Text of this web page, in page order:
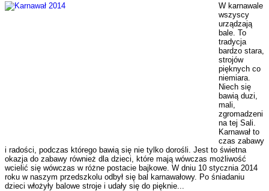
W karnawale
wszyscy
urządzają
bale. To
tradycja
bardzo stara,
strojów
pięknych co
niemiara.
Niech się
bawią duzi,
mali,
zgromadzeni
na tej Sali.
Karnawał to
czas zabawy
i radości, podczas którego bawią się nie tylko dorośli. Jest to świetna
okazja do zabawy również dla dzieci, które mają wówczas możliwość
wcielić się wówczas w różne postacie bajkowe. W dniu 10 stycznia 2014
roku w naszym przedszkolu odbył się bal karnawałowy. Po śniadaniu
dzieci włożyły balowe stroje i udały się do pięknie...